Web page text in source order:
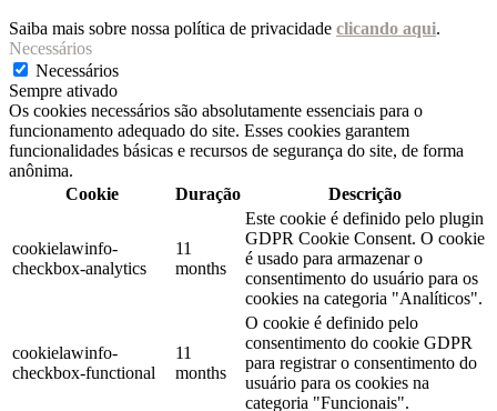
Saiba mais sobre nossa política de privacidade clicando aqui.
Necessários
Necessários
Sempre ativado
Os cookies necessários são absolutamente essenciais para o
funcionamento adequado do site. Esses cookies garantem
funcionalidades básicas e recursos de segurança do site, de forma
anônima.
Cookie
Duração Descrição
cookielawinfo-
checkbox-analytics
11
months
Este cookie é definido pelo plugin
GDPR Cookie Consent. O cookie
é usado para armazenar o
consentimento do usuário para os
cookies na categoria "Analíticos".
cookielawinfo-
checkbox-functional
11
months
O cookie é definido pelo
consentimento do cookie GDPR
para registrar o consentimento do
usuário para os cookies na
categoria "Funcionais".